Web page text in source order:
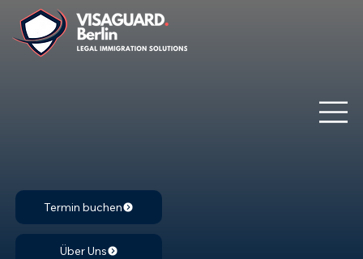
Termin buchen
Über Uns